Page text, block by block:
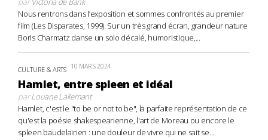
Nous rentrons dans l’exposition et sommes confrontés au premier
film (Les Disparates, 1999). Sur un très grand écran, grandeur nature
Boris Charmatz danse un solo décalé, humoristique,...
CULTURE & ARTS 10 MARS 2024
Hamlet, entre spleen et idéal
parLouane Lallemant
Hamlet, c'est le "to be or not to be", la parfaite représentation de ce
qu'est la poésie shakespearienne, l'art de Moreau ou encore le
spleen baudelairien : une douleur de vivre qui ne sait se...